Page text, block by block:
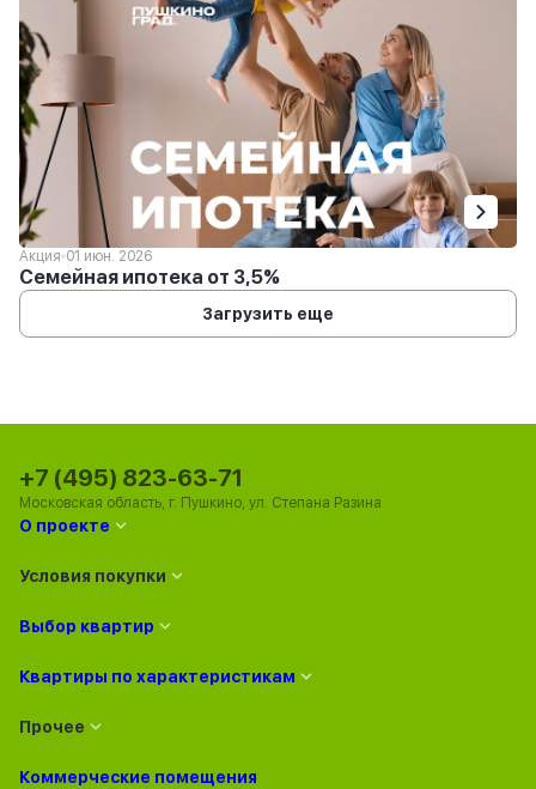
Акция 01 июн. 2026
Семейная ипотека от 3,5%
Загрузить еще
О проекте
Условия покупки
Выбор квартир
Квартиры по характеристикам
Прочее
Коммерческие помещения
+7 (495) 823-63-71
Московская область, г. Пушкино, ул. Степана Разина